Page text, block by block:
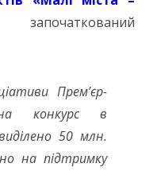
Прем’єр-
конкурс в
50 млн.
на підтримку